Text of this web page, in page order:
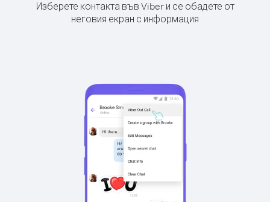
Изберете контакта във Viber и се обадете от
неговия екран с информация